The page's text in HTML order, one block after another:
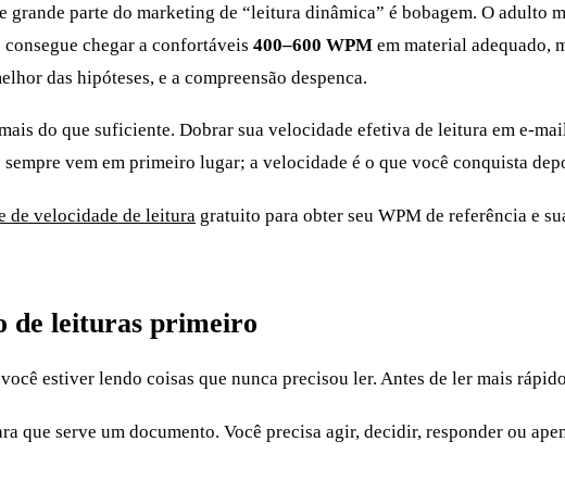
grande parte do marketing de “leitura dinâmica” é bobagem. O
chegar a confortáveis 400–600 WPM em material adequado,
das hipóteses, e a compreensão despenca.
do que suficiente. Dobrar sua velocidade efetiva de leitura em e-
vem em primeiro lugar; a velocidade é o que você conquista
de velocidade de leitura gratuito para obter seu WPM de referência e
de leituras primeiro
estiver lendo coisas que nunca precisou ler. Antes de ler mais
que serve um documento. Você precisa agir, decidir, responder ou